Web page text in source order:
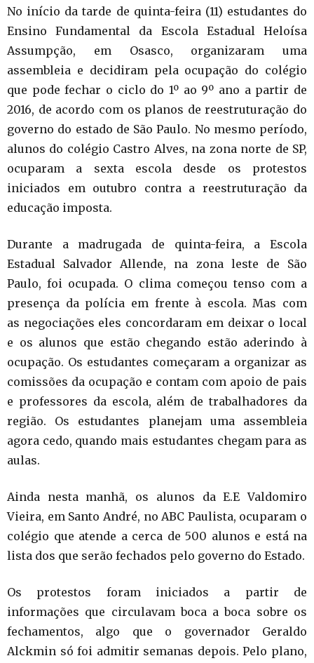
No início da tarde de quinta-feira (11) estudantes do
Ensino Fundamental da Escola Estadual Heloísa
Assumpção, em Osasco, organizaram uma
assembleia e decidiram pela ocupação do colégio
que pode fechar o ciclo do 1º ao 9º ano a partir de
2016, de acordo com os planos de reestruturação do
governo do estado de São Paulo. No mesmo período,
alunos do colégio Castro Alves, na zona norte de SP,
ocuparam a sexta escola desde os protestos
iniciados em outubro contra a reestruturação da
educação imposta.
Durante a madrugada de quinta-feira, a Escola
Estadual Salvador Allende, na zona leste de São
Paulo, foi ocupada. O clima começou tenso com a
presença da polícia em frente à escola. Mas com
as negociações eles concordaram em deixar o local
e os alunos que estão chegando estão aderindo à
ocupação. Os estudantes começaram a organizar as
comissões da ocupação e contam com apoio de pais
e professores da escola, além de trabalhadores da
região. Os estudantes planejam uma assembleia
agora cedo, quando mais estudantes chegam para as
aulas.
Ainda nesta manhã, os alunos da E.E Valdomiro
Vieira, em Santo André, no ABC Paulista, ocuparam o
colégio que atende a cerca de 500 alunos e está na
lista dos que serão fechados pelo governo do Estado.
Os protestos foram iniciados a partir de
informações que circulavam boca a boca sobre os
fechamentos, algo que o governador Geraldo
Alckmin só foi admitir semanas depois. Pelo plano,